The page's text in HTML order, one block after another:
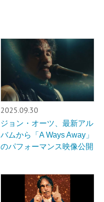
2025.09.30
ジョン・オーツ、最新アル
バムから「A Ways Away」
のパフォーマンス映像公開